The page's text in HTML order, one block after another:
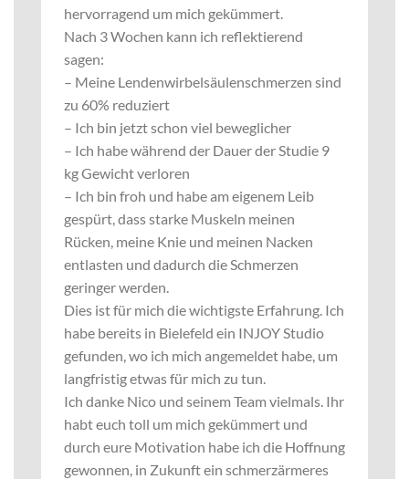
hervorragend um mich gekümmert.
Nach 3 Wochen kann ich reflektierend
sagen:
– Meine Lendenwirbelsäulenschmerzen sind
zu 60% reduziert
– Ich bin jetzt schon viel beweglicher
– Ich habe während der Dauer der Studie 9
kg Gewicht verloren
– Ich bin froh und habe am eigenem Leib
gespürt, dass starke Muskeln meinen
Rücken, meine Knie und meinen Nacken
entlasten und dadurch die Schmerzen
geringer werden.
Dies ist für mich die wichtigste Erfahrung. Ich
habe bereits in Bielefeld ein INJOY Studio
gefunden, wo ich mich angemeldet habe, um
langfristig etwas für mich zu tun.
Ich danke Nico und seinem Team vielmals. Ihr
habt euch toll um mich gekümmert und
durch eure Motivation habe ich die Hoffnung
gewonnen, in Zukunft ein schmerzärmeres